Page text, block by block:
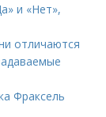
и «Нет»,
отличаются
Фраксель